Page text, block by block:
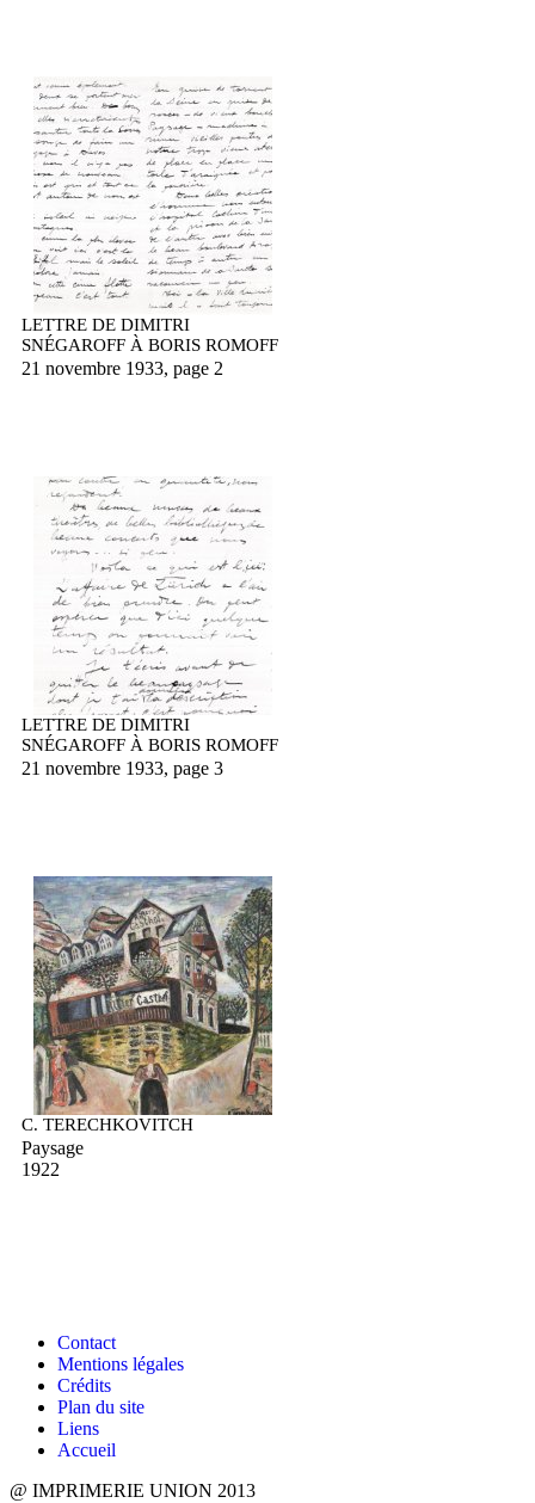
LETTRE DE DIMITRI
SNÉGAROFF À BORIS ROMOFF
21 novembre 1933, page 2
LETTRE DE DIMITRI
SNÉGAROFF À BORIS ROMOFF
21 novembre 1933, page 3
C. TERECHKOVITCH
Paysage
1922
Contact
Mentions légales
Crédits
Plan du site
Liens
Accueil
@ IMPRIMERIE UNION 2013